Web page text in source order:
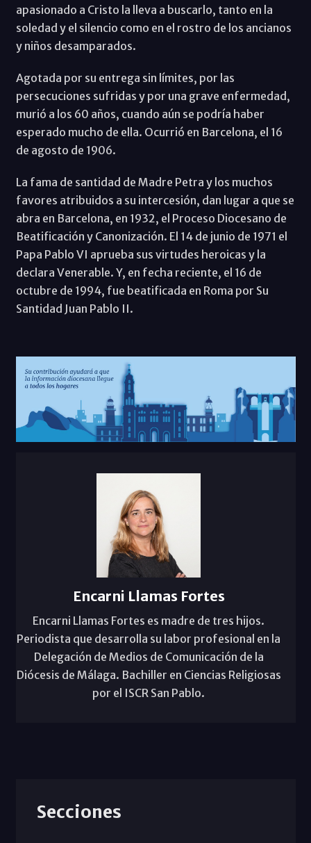
apasionado a Cristo la lleva a buscarlo, tanto en la
soledad y el silencio como en el rostro de los ancianos
y niños desamparados.
Agotada por su entrega sin límites, por las
persecuciones sufridas y por una grave enfermedad,
murió a los 60 años, cuando aún se podría haber
esperado mucho de ella. Ocurrió en Barcelona, el 16
de agosto de 1906.
La fama de santidad de Madre Petra y los muchos
favores atribuidos a su intercesión, dan lugar a que se
abra en Barcelona, en 1932, el Proceso Diocesano de
Beatificación y Canonización. El 14 de junio de 1971 el
Papa Pablo VI aprueba sus virtudes heroicas y la
declara Venerable. Y, en fecha reciente, el 16 de
octubre de 1994, fue beatificada en Roma por Su
Santidad Juan Pablo II.
Encarni Llamas Fortes
Encarni Llamas Fortes es madre de tres hijos.
Periodista que desarrolla su labor profesional en la
Delegación de Medios de Comunicación de la
Diócesis de Málaga. Bachiller en Ciencias Religiosas
por el ISCR San Pablo.
Secciones